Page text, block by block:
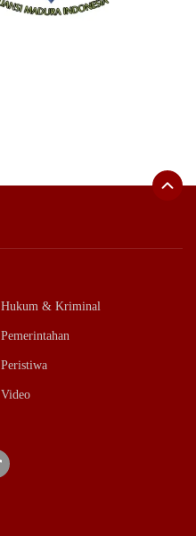
Hukum & Kriminal
Pemerintahan
Peristiwa
Video